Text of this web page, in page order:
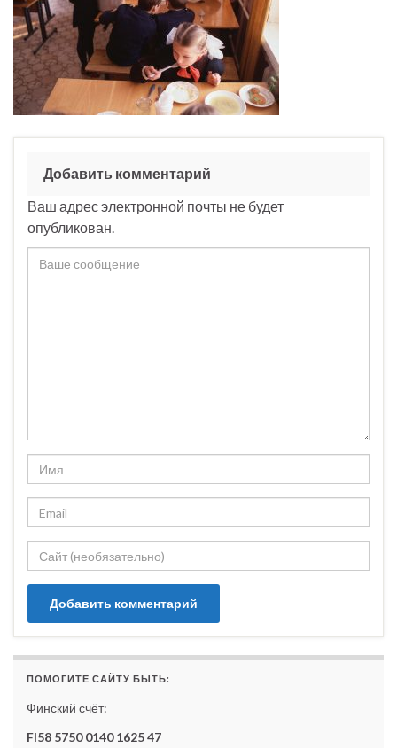
Добавить комментарий
Ваш адрес электронной почты не будет
опубликован.
ПОМОГИТЕ САЙТУ БЫТЬ:
Финский счёт:
FI58 5750 0140 1625 47